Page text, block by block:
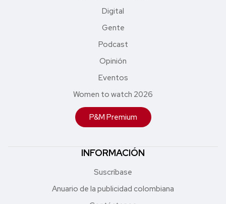
Digital
Gente
Podcast
Opinión
Eventos
Women to watch 2026
P&M Premium
INFORMACIÓN
Suscríbase
Anuario de la publicidad colombiana